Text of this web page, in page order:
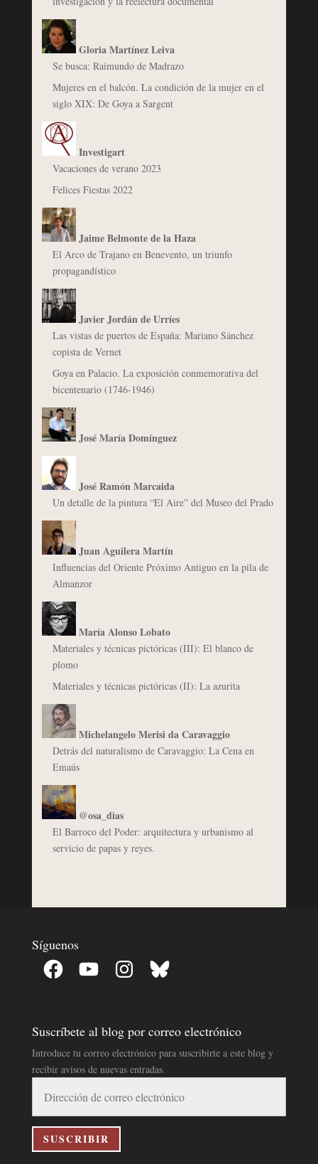
Gloria Martínez Leiva
Se busca: Raimundo de Madrazo
Mujeres en el balcón. La condición de la mujer en el
siglo XIX: De Goya a Sargent
Investigart
Vacaciones de verano 2023
Felices Fiestas 2022
Jaime Belmonte de la Haza
El Arco de Trajano en Benevento, un triunfo
propagandístico
Javier Jordán de Urríes
Las vistas de puertos de España: Mariano Sánchez
copista de Vernet
Goya en Palacio. La exposición conmemorativa del
bicentenario (1746-1946)
José María Domínguez
José Ramón Marcaida
Un detalle de la pintura “El Aire” del Museo del Prado
Juan Aguilera Martín
Influencias del Oriente Próximo Antiguo en la pila de
Almanzor
María Alonso Lobato
Materiales y técnicas pictóricas (III): El blanco de
plomo
Materiales y técnicas pictóricas (II): La azurita
Michelangelo Merisi da Caravaggio
Detrás del naturalismo de Caravaggio: La Cena en
Emaús
@osa_dias
El Barroco del Poder: arquitectura y urbanismo al
servicio de papas y reyes.
Síguenos
Facebook YouTube InstagramBluesky
Suscríbete al blog por correo electrónico
Introduce tu correo electrónico para suscribirte a este blog y
recibir avisos de nuevas entradas.
correo
electrónico
SUSCRIBIR